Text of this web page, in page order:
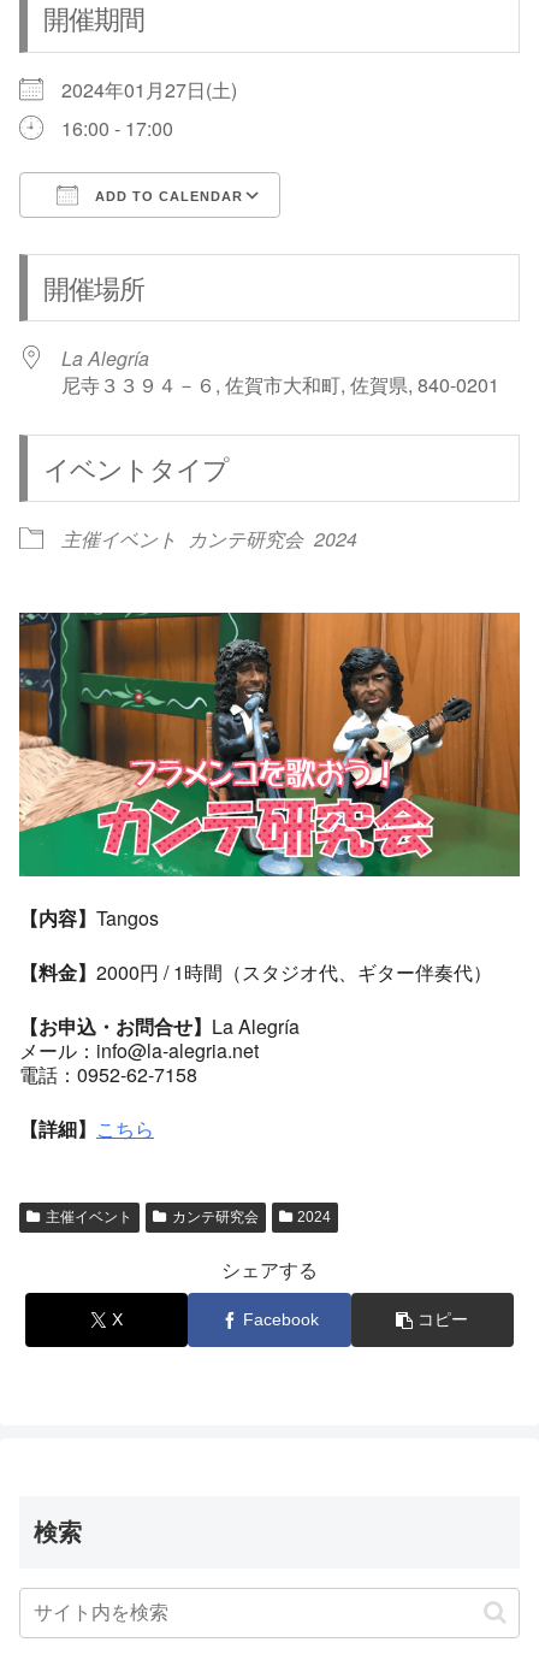
開催期間
2024年01月27日(土)
16:00 - 17:00
ADD TO CALENDAR
開催場所
La Alegría
尼寺３３９４－６, 佐賀市大和町, 佐賀県, 840-0201
イベントタイプ
主催イベント カンテ研究会 2024
【内容】 Tangos
【料金】 2000円 / 1時間（スタジオ代、ギター伴奏代）
【お申込・お問合せ】 La Alegría
メール：info@la-alegria.net
電話：0952-62-7158
【詳細】 こちら
主催イベント カンテ研究会 2024
シェアする
X Facebook コピー
検索